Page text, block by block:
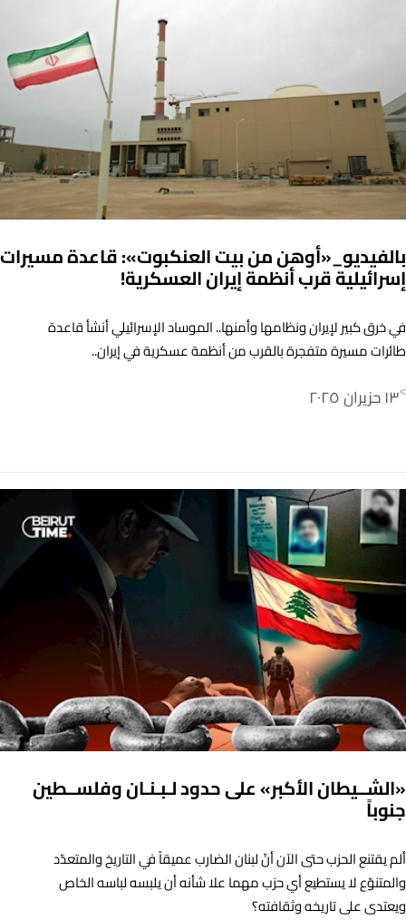
بالفيديو_«أوهن من بيت العنكبوت»: قاعدة مسيرات
إسرائيلية قرب أنظمة إيران العسكرية!
في خرق كبير لإيران ونظامها وأمنها.. الموساد الإسرائيلي أنشأ قاعدة
طائرات مسيرة متفجرة بالقرب من أنظمة عسكرية في إيران..
>١٣ حزيران ٢٠٢٥
«الشــيطان الأكبر» على حدود لـبـنـان وفلســطين
جنوباً
ألم يقتنع الحزب حتى الآن أنّ لبنان الضارب عميقاً في التاريخ والمتعدّد
والمتنوّع لا يستطيع أي حزب مهما علا شأنه أن يلبسه لباسه الخاص
ويعتدي على تاريخه وثقافته؟